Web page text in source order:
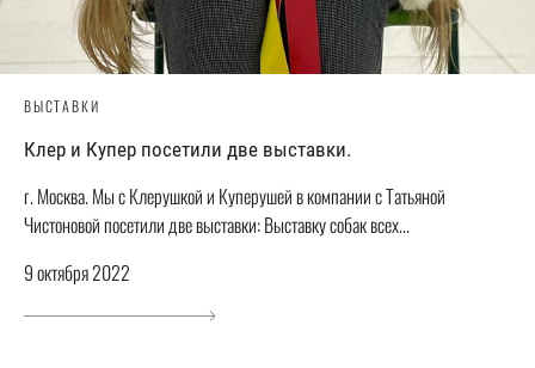
ВЫСТАВКИ
Клер и Купер посетили две выставки.
г. Москва. Мы с Клерушкой и Куперушей в компании с Татьяной
Чистоновой посетили две выставки: Выставку собак всех...
9 октября 2022